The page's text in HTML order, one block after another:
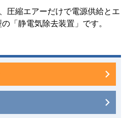
圧縮エアーだけで電源供給とエ
「静電気除去装置」です。